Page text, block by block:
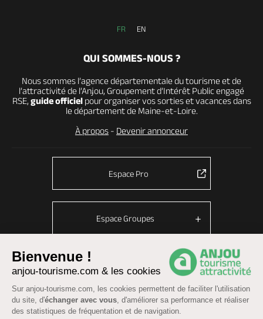
Bienvenue !
anjou-tourisme.com & les cookies
Sur anjou-tourisme.com, les cookies permettent de faciliter l'utilisation
du site, d'échanger avec vous, d'améliorer sa performance et réaliser
des statistiques de fréquentation et de navigation.
FR EN
QUI SOMMES-NOUS ?
Nous sommes l’agence départementale du tourisme et de
l’attractivité de l’Anjou, Groupement d’Intérêt Public engagé
RSE, guide officielpour organiser vos sorties et vacances dans
le département de Maine-et-Loire.
À propos - Devenir annonceur
Espace Pro
Espace Groupes
© Anjou tourisme 2026 -Plan du site-Fonctionnement du site
Mentions légales -Données personnelles -Cookies
CGU Réservation
Accessibilité : partiellement conforme